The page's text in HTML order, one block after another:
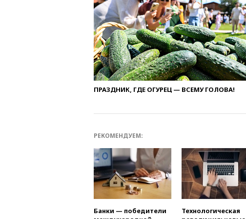
ПРАЗДНИК, ГДЕ ОГУРЕЦ — ВСЕМУ ГОЛОВА!
РЕКОМЕНДУЕМ:
Банки — победители
Технологическая